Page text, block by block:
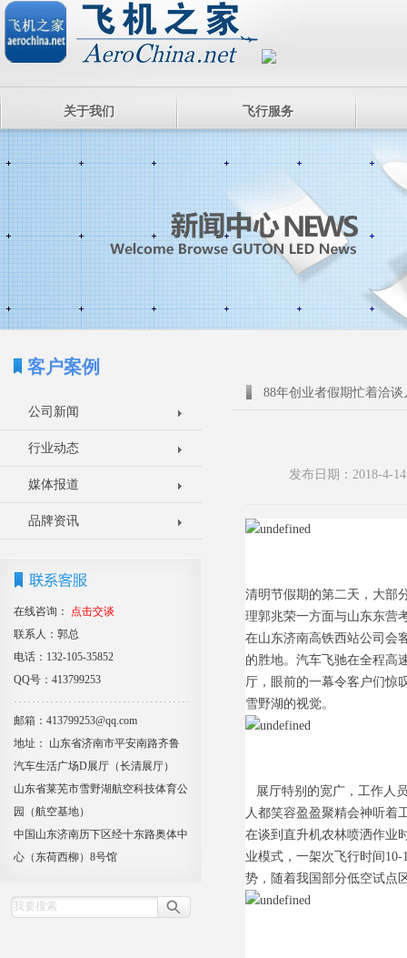
关于我们 飞行服务
客户案例
公司新闻
行业动态
媒体报道
品牌资讯
在线咨询：
点击交谈
联系人：郭总
电话：132-105-35852
QQ号：413799253
邮箱：413799253@qq.com
地址： 山东省济南市平安南路齐鲁
汽车生活广场D展厅（长清展厅）
山东省莱芜市雪野湖航空科技体育公
园（航空基地）
中国山东济南历下区经十东路奥体中
心（东荷西柳）8号馆
88年创业者假期忙着洽
发布日期：2018-4-
清明节假期的第二天，大部
理郭兆荣一方面与山东东营
在山东济南高铁西站公司会
的胜地。汽车飞驰在全程高
厅，眼前的一幕令客户们惊
雪野湖的视觉。
展厅特别的宽广，工作人
人都笑容盈盈聚精会神听着
在谈到直升机农林喷洒作业
业模式，一架次飞行时间
势，随着我国部分低空试点